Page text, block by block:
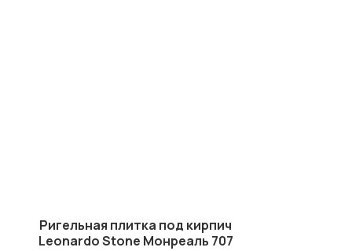
Ригельная плитка под кирпич
Leonardo Stone Монреаль 707